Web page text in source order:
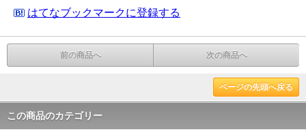
はてなブックマークに登録する
前の商品へ 次の商品へ
ページの先頭へ戻る
この商品のカテゴリー